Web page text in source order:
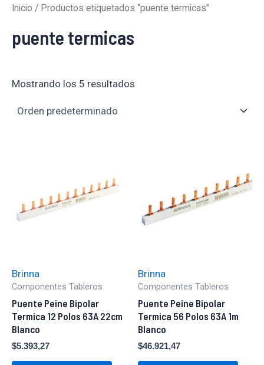
Inicio / Productos etiquetados “puente termicas”
puente termicas
Mostrando los 5 resultados
Brinna
Componentes Tableros
Puente Peine Bipolar
Termica 12 Polos 63A 22cm
Blanco
$5.393,27
Brinna
Componentes Tableros
Puente Peine Bipolar
Termica 56 Polos 63A 1m
Blanco
$46.921,47